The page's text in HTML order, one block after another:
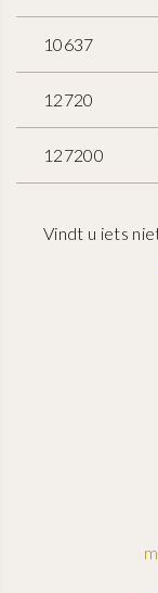
10637
12720
127200
Vindt u iets